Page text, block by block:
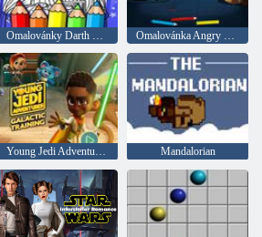
Young Jedi Adventures: Galaktický výcvik Mandalorian